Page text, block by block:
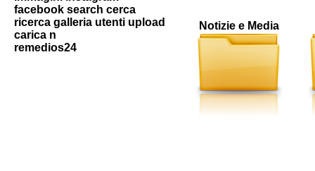
facebook search cerca
ricerca galleria utenti upload
carica n
remedios24
Notizie e Media